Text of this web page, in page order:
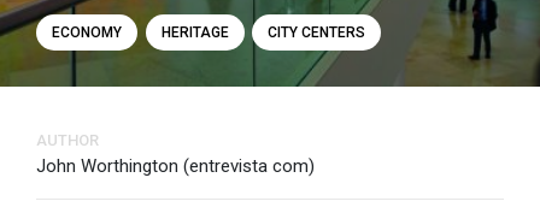
ECONOMY HERITAGE CITY CENTERS
AUTHOR
John Worthington (entrevista com)